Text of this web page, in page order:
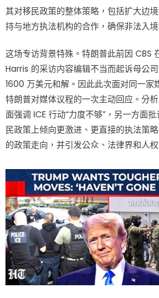
其对移民政策的整体策略，包括扩大边
持与地方执法机构的合作，确保非法入
这场专访背景特殊。特朗普此前因
Harris 的采访内容编辑不当而起诉母公
1600 万美元和解。因此此次面对同一家
特朗普对媒体议程的一次主动回应。分
面强调 ICE 行动“力度不够”，另一方面
民政策上倾向更激进、更直接的执法策
的政策走向，并引发公众、法律界和人